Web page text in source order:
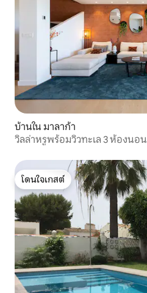
บ้านใน มาลาก้า
วิลล่าหรูพร้อมวิวทะเล 3 ห้องนอน
โดนใจเกสต์
โดนใจเกสต์